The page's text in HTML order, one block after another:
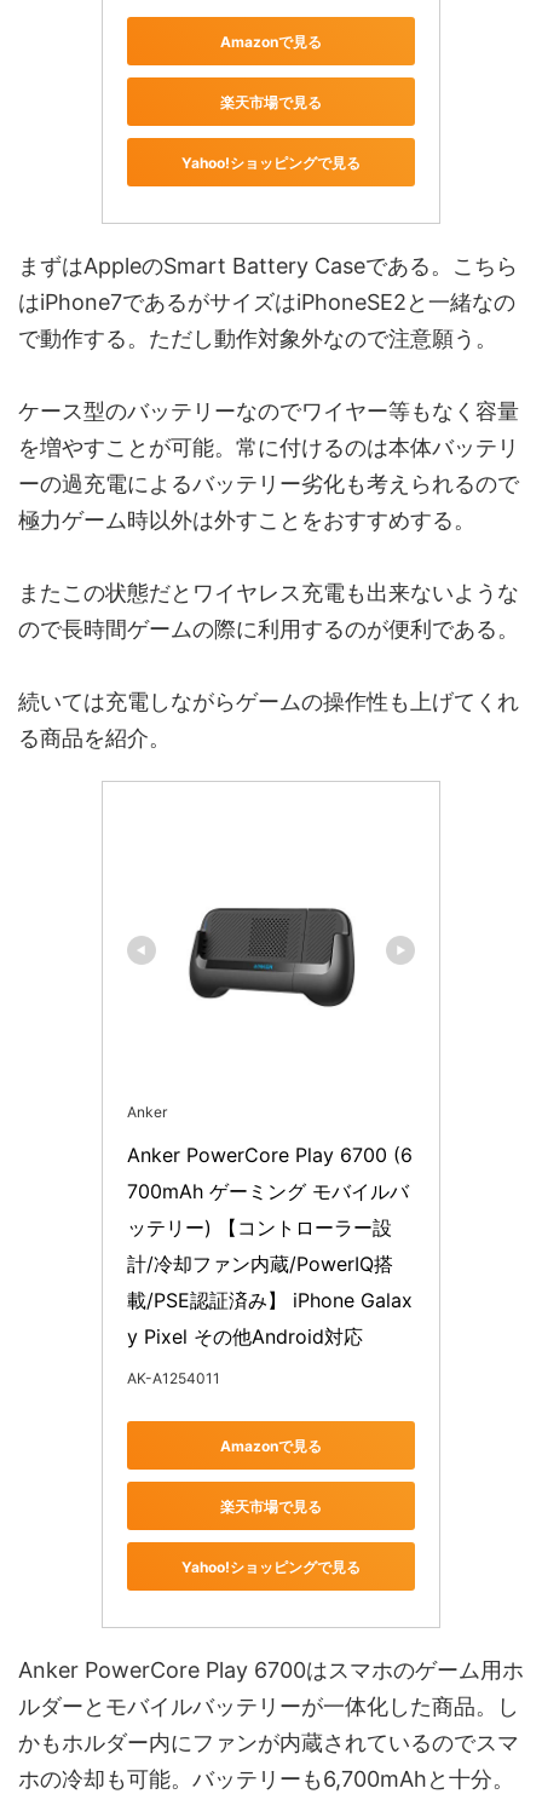
Amazonで見る
楽天市場で見る
Yahoo!ショッピングで見る
まずはAppleのSmart Battery Caseである。こちら
はiPhone7であるがサイズはiPhoneSE2と一緒なの
で動作する。ただし動作対象外なので注意願う。
ケース型のバッテリーなのでワイヤー等もなく容量
を増やすことが可能。常に付けるのは本体バッテリ
ーの過充電によるバッテリー劣化も考えられるので
極力ゲーム時以外は外すことをおすすめする。
またこの状態だとワイヤレス充電も出来ないような
ので長時間ゲームの際に利用するのが便利である。
続いては充電しながらゲームの操作性も上げてくれ
る商品を紹介。
Anker
Anker PowerCore Play 6700 (6
700mAh ゲーミング モバイルバ
ッテリー) 【コントローラー設
計/冷却ファン内蔵/PowerIQ搭
載/PSE認証済み】 iPhone Galax
y Pixel その他Android対応
AK-A1254011
Amazonで見る
楽天市場で見る
Yahoo!ショッピングで見る
Anker PowerCore Play 6700はスマホのゲーム用ホ
ルダーとモバイルバッテリーが一体化した商品。し
かもホルダー内にファンが内蔵されているのでスマ
ホの冷却も可能。バッテリーも6,700mAhと十分。